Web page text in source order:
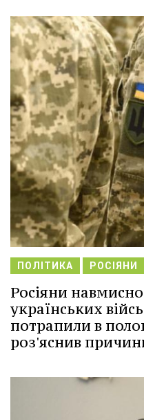
ПОЛІТИКА РОСІЯНИ
Росіяни
українських
потрапили в
роз'яснив